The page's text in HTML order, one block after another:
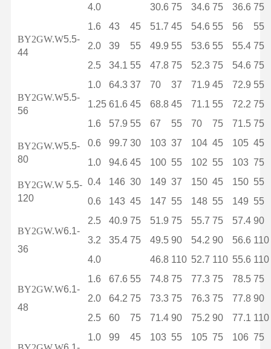
4.0
30.6 75 34.6 75 36.6 75
BY2GW.W5.5-
44
1.6 43 45 51.7 45 54.6 55 56
55
2.0
39 55 49.9 55 53.6 55 55.4 75
2.5
34.1 55 47.8 75 52.3 75 54.6 75
BY2GW.W5.5-
56
1.0 64.3 37 70 37 71.9 45 72.9 55
1.25 61.6 45 68.8 45 71.1 55 72.2 75
1.6
57.9 55 67 55 70 75 71.5 75
BY2GW.W5.5-
80
0.6 99.7 30 103 37 104 45 105 45
1.0
94.6 45 100 55 102 55 103 75
BY2GW.W5.5-
120
0.4 146 30 149 37 150 45 150 55
0.6
143 45 147 55 148 55 149 55
BY2GW.W6.1-
36
2.5 40.9 75 51.9 75 55.7 75 57.4 90
3.2
35.4 75 49.5 90 54.2 90 56.6 110
4.0
46.8 110 52.7 110 55.6 110
BY2GW.W6.1-
48
1.6 67.6 55 74.8 75 77.3 75 78.5 75
2.0
64.2 75 73.3 75 76.3 75 77.8 90
2.5
60 75 71.4 90 75.2 90 77.1 110
1.0 99 45 103 55 105 75 106 75